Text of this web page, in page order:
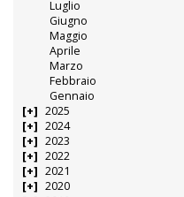
Luglio
Giugno
Maggio
Aprile
Marzo
Febbraio
Gennaio
2025
2024
2023
2022
2021
2020